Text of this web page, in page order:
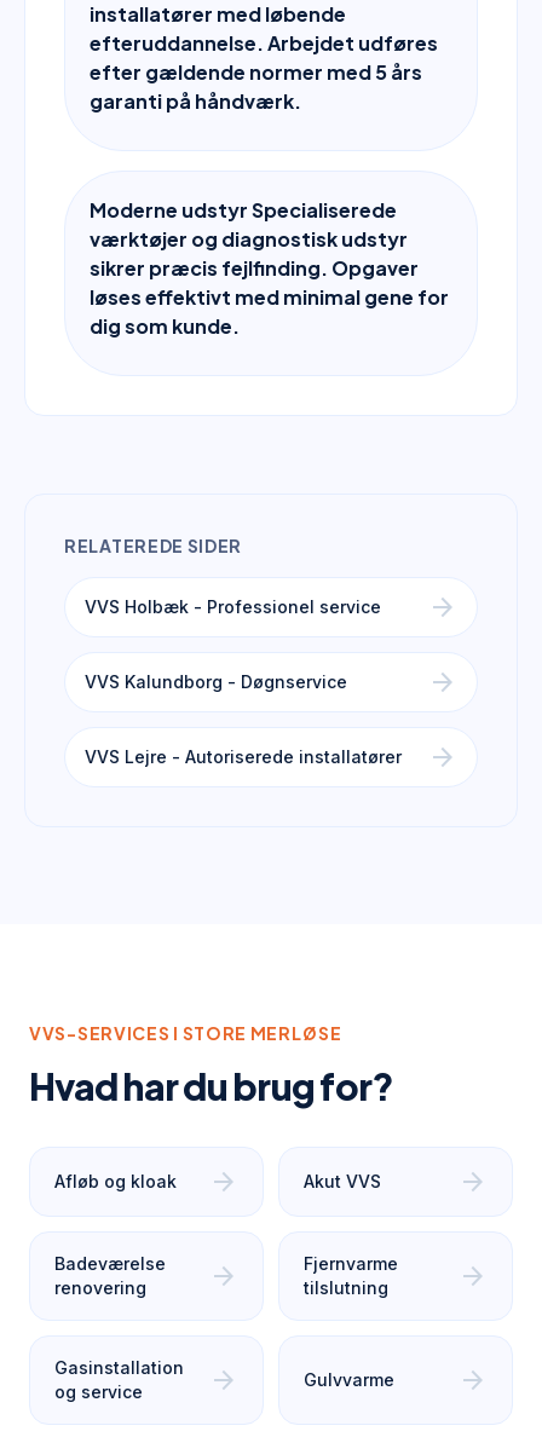
installatører med løbende
efteruddannelse. Arbejdet udføres
efter gældende normer med 5 års
garanti på håndværk.
Moderne udstyr Specialiserede
værktøjer og diagnostisk udstyr
sikrer præcis fejlfinding. Opgaver
løses effektivt med minimal gene for
dig som kunde.
RELATEREDE SIDER
VVS Holbæk - Professionel service arrow_forward
VVS Kalundborg - Døgnservice arrow_forward
VVS Lejre - Autoriserede installatører arrow_forward
VVS-SERVICES I STORE MERLØSE
Hvad har du brug for?
Afløb og kloak arrow_forward Akut VVS arrow_forward
Badeværelse
renovering
arrow_forward
Fjernvarme
tilslutning
arrow_forward
Gasinstallation
og service
arrow_forward Gulvvarme arrow_forward